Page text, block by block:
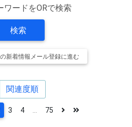
ワードをORで検索
検索
の新着情報メール登録に進む
関連度順
3 4 75